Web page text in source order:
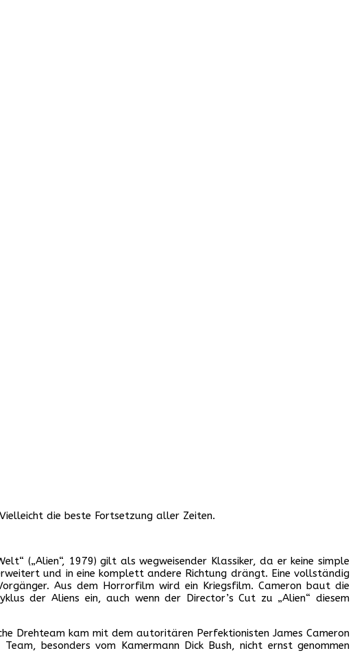
Vielleicht die beste Fortsetzung aller Zeiten.
(„Alien“, 1979) gilt als wegweisender Klassiker, da er keine simple
und in eine komplett andere Richtung drängt. Eine vollständig
Aus dem Horrorfilm wird ein Kriegsfilm. Cameron baut die
der Aliens ein, auch wenn der Director’s Cut zu „Alien“ diesem
Drehteam kam mit dem autoritären Perfektionisten James Cameron
besonders vom Kamermann Dick Bush, nicht ernst genommen